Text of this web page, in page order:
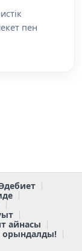
пен
айнасы